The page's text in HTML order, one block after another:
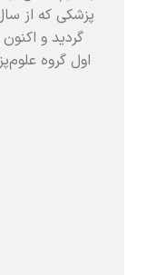
گردید و
اول گروه